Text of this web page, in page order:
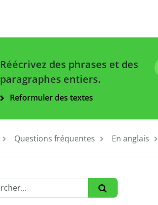
Réécrivez des phrases et des
paragraphes entiers.
Reformuler des textes
Questions fréquentes En anglais